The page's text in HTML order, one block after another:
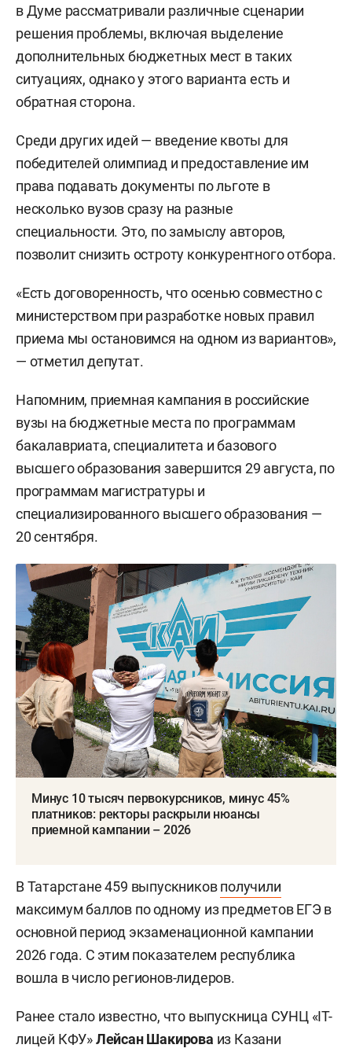
в Думе рассматривали различные сценарии
решения проблемы, включая выделение
дополнительных бюджетных мест в таких
ситуациях, однако у этого варианта есть и
обратная сторона.
Среди других идей — введение квоты для
победителей олимпиад и предоставление им
права подавать документы по льготе в
несколько вузов сразу на разные
специальности. Это, по замыслу авторов,
позволит снизить остроту конкурентного отбора.
«Есть договоренность, что осенью совместно с
министерством при разработке новых правил
приема мы остановимся на одном из вариантов»,
— отметил депутат.
Напомним, приемная кампания в российские
вузы на бюджетные места по программам
бакалавриата, специалитета и базового
высшего образования завершится 29 августа, по
программам магистратуры и
специализированного высшего образования —
20 сентября.
Минус 10 тысяч первокурсников, минус 45%
платников: ректоры раскрыли нюансы
приемной кампании – 2026
В Татарстане 459 выпускниковполучили
максимум баллов по одному из предметов ЕГЭ в
основной период экзаменационной кампании
2026 года. С этим показателем республика
вошла в число регионов-лидеров.
Ранее стало известно, что выпускница СУНЦ «IT-
лицей КФУ»Лейсан Шакирова из Казани